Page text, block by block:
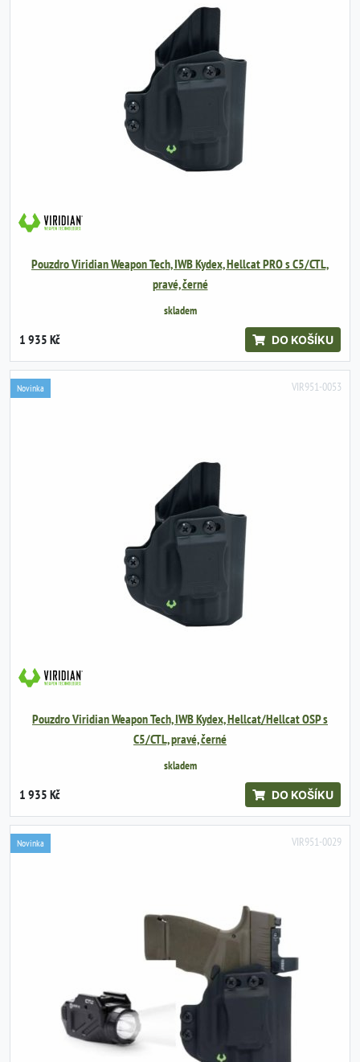
Pouzdro Viridian Weapon Tech, IWB Kydex, Hellcat PRO s C5/CTL,
pravé, černé
skladem
1 935 Kč DO KOŠÍKU
VIR951-0053
Novinka
Pouzdro Viridian Weapon Tech, IWB Kydex, Hellcat/Hellcat OSP s
C5/CTL, pravé, černé
skladem
1 935 Kč DO KOŠÍKU
VIR951-0029
Novinka